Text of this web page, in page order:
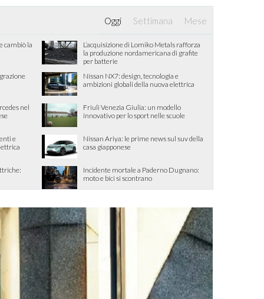
Oggi Settimana Mese
cambiò la
L’acquisizione di Lomiko Metals rafforza
la produzione nordamericana di grafite
per batterie
Nissan NX7: design, tecnologia e
ambizioni globali della nuova elettrica
nel
Friuli Venezia Giulia: un modello
innovativo per lo sport nelle scuole
e
Nissan Ariya: le prime news sul suv della
casa giapponese
Incidente mortale a Paderno Dugnano:
moto e bici si scontrano